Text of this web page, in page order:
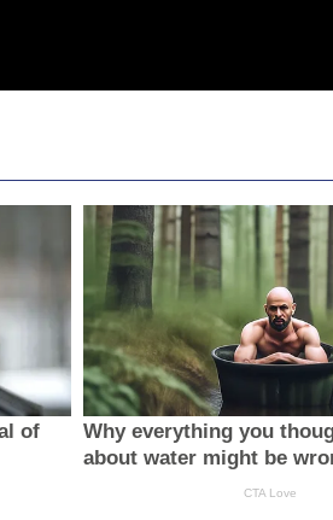
of
Why everything you
about water might be
CTA Love